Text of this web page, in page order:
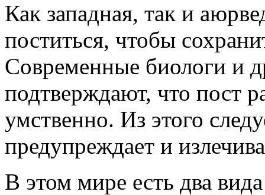
Как западная, так и
поститься, чтобы
Современные биологи и
подтверждают, что пост
умственно. Из этого
предупреждает и
В этом мире есть два